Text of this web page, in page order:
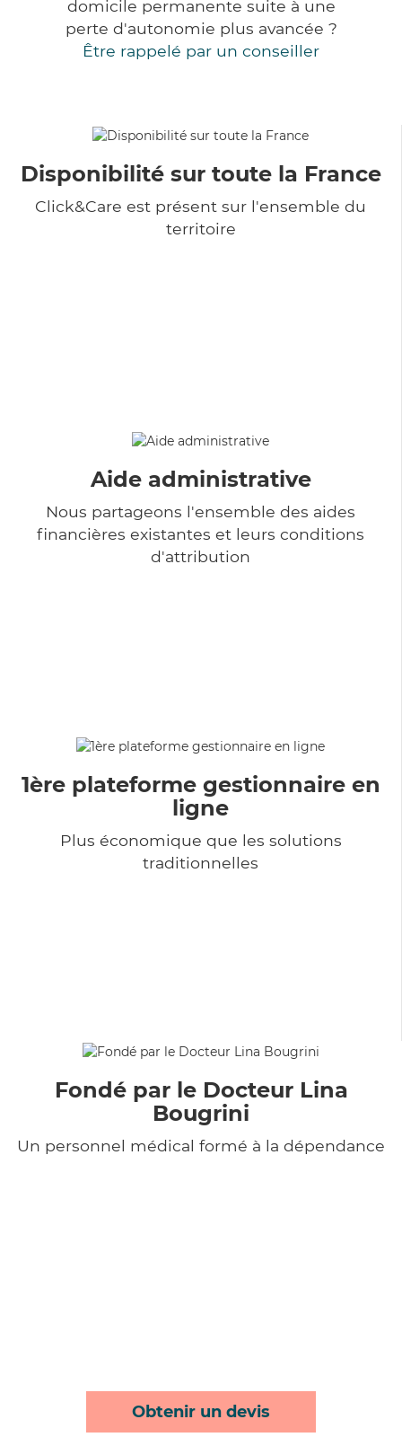
domicile permanente suite à une
perte d'autonomie plus avancée ?
Être rappelé par un conseiller
Disponibilité sur toute la France
Click&Care est présent sur l'ensemble du
territoire
Aide administrative
Nous partageons l'ensemble des aides
financières existantes et leurs conditions
d'attribution
1ère plateforme gestionnaire en
ligne
Plus économique que les solutions
traditionnelles
Fondé par le Docteur Lina
Bougrini
Un personnel médical formé à la dépendance
Obtenir un devis